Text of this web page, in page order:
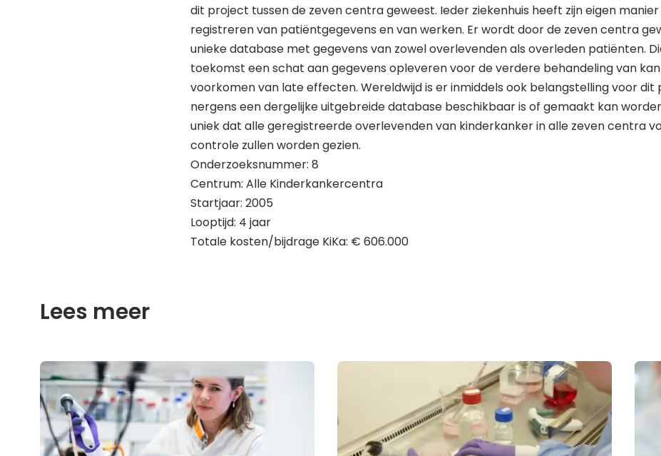
dit project tussen de zeven centra geweest. Ieder ziekenhuis heeft zijn eigen
registreren van patiëntgegevens en van werken. Er wordt door de zeven centra
unieke database met gegevens van zowel overlevenden als overleden patiënten.
toekomst een schat aan gegevens opleveren voor de verdere behandeling van
voorkomen van late effecten. Wereldwijd is er inmiddels ook belangstelling voor
nergens een dergelijke uitgebreide database beschikbaar is of gemaakt kan
uniek dat alle geregistreerde overlevenden van kinderkanker in alle zeven centra
controle zullen worden gezien.
Onderzoeksnummer: 8
Centrum: Alle Kinderkankercentra
Startjaar: 2005
Looptijd: 4 jaar
Totale kosten/bijdrage KiKa: € 606.000
Lees meer